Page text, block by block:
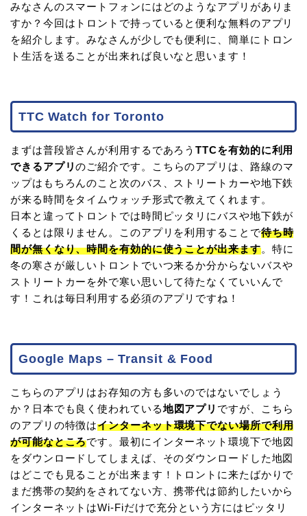
みなさんのスマートフォンにはどのようなアプリがありま
すか？今回はトロントで持っていると便利な無料のアプリ
を紹介します。みなさんが少しでも便利に、簡単にトロン
ト生活を送ることが出来れば良いなと思います！
TTC Watch for Toronto
まずは普段皆さんが利用するであろうTTCを有効的に利用
できるアプリのご紹介です。こちらのアプリは、路線のマ
ップはもちろんのこと次のバス、ストリートカーや地下鉄
が来る時間をタイムウォッチ形式で教えてくれます。
日本と違ってトロントでは時間ピッタリにバスや地下鉄が
くるとは限りません。このアプリを利用することで待ち時
間が無くなり、時間を有効的に使うことが出来ます。特に
冬の寒さが厳しいトロントでいつ来るか分からないバスや
ストリートカーを外で寒い思いして待たなくていいんで
す！これは毎日利用する必須のアプリですね！
Google Maps – Transit & Food
こちらのアプリはお存知の方も多いのではないでしょう
か？日本でも良く使われている地図アプリ ですが、こちら
のアプリの特徴はインターネット環境下でない場所で利用
が可能なところです。最初にインターネット環境下で地図
をダウンロードしてしまえば、そのダウンロードした地図
はどこでも見ることが出来ます！トロントに来たばかりで
まだ携帯の契約をされてない方、携帯代は節約したいから
インターネットはWi-Fiだけで充分という方にはピッタリ